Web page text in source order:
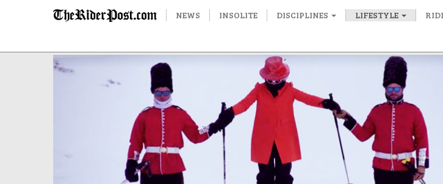
NEWS INSOLITE DISCIPLINES LIFESTYLE